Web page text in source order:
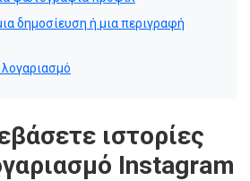
δημοσίευση ή μια περιγραφή
ιστορίες
Instagram